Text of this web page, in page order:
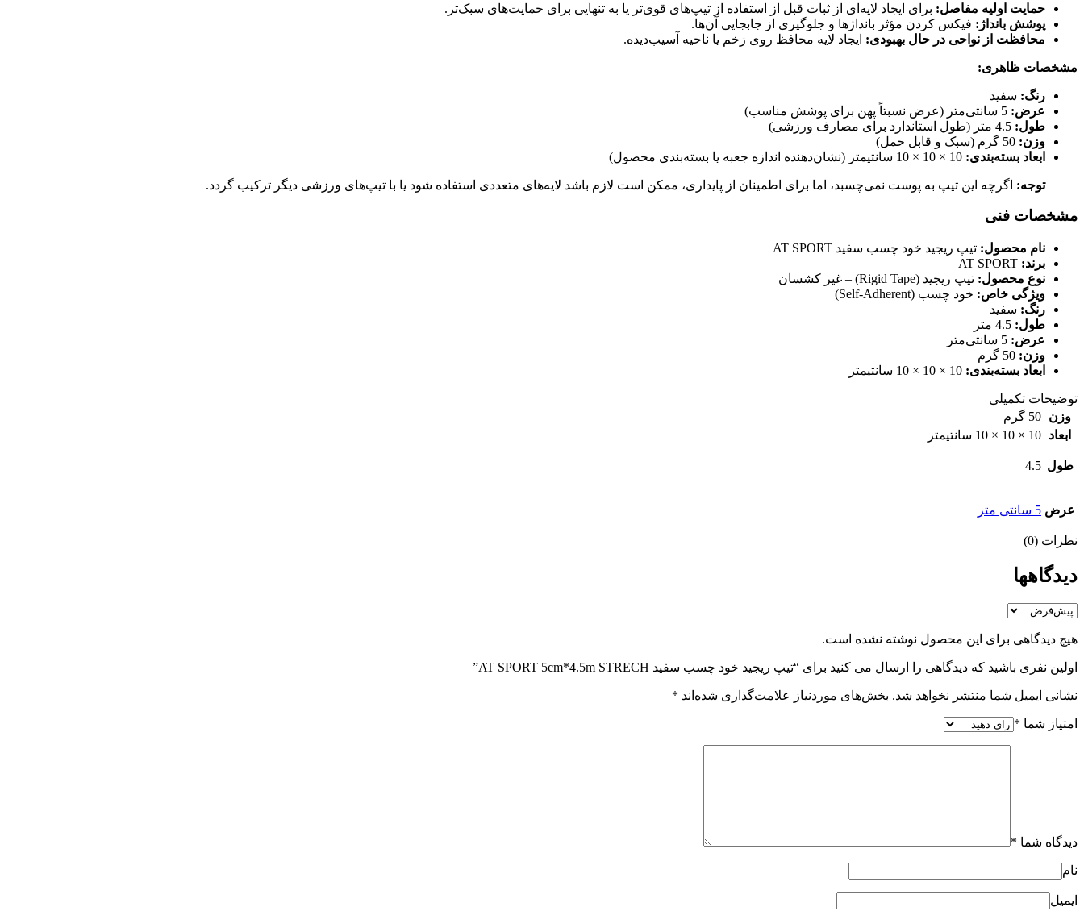
حمایت اولیه مفاصل: برای ایجاد لایه‌ای از ثبات قبل از استفاده از تیپ‌های قوی‌تر یا به تنهایی برای حمایت‌های سبک‌تر.
پوشش بانداژ: فیکس کردن مؤثر بانداژها و جلوگیری از جابجایی آن‌ها.
محافظت از نواحی در حال بهبودی: ایجاد لایه محافظ روی زخم یا ناحیه آسیب‌دیده.
مشخصات ظاهری:
رنگ: سفید
عرض:
طول:
وزن:
ابعاد بسته‌بندی:
توجه: اگرچه این تیپ به پوست نمی‌چسبد، اما برای اطمینان از پایداری، ممکن است لازم باشد لایه‌های متعددی استفاده شود یا با تیپ‌های ورزشی دیگر ترکیب گردد.
مشخصات فنی
نام محصول: تیپ ریجید خود چسب سفید AT SPORT
برند:
نوع محصول: تیپ ریجید (Rigid Tape) – غیر کشسان
ویژگی خاص: خود چسب (Self-Adherent)
رنگ: سفید
طول:
عرض:
وزن:
ابعاد بسته‌بندی:
توضیحات تکمیلی
وزن 50 گرم
ابعاد 10 × 10 × 10 سانتیمتر
طول 4.5
عرض 5 سانتی متر
نظرات (0)
دیدگاهها
هیچ دیدگاهی برای این محصول نوشته نشده است.
اولین نفری باشید که دیدگاهی را ارسال می کنید برای “تیپ ریجید خود چسب سفید AT SPORT 5cm*4.5m STRECH”
نشانی ایمیل شما منتشر نخواهد شد. بخش‌های موردنیاز علامت‌گذاری شده‌اند *
امتیاز شما *
دیدگاه شما *
نام
ایمیل